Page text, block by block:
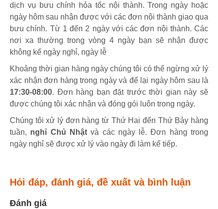
dịch vụ bưu chính hỏa tốc nội thành. Trong ngày hoặc
ngày hôm sau nhận được với các đơn nội thành giao qua
bưu chính. Từ 1 đến 2 ngày với các đơn nội thành. Các
nơi xa thường trong vòng 4 ngày bạn sẽ nhận được
không kể ngày nghỉ, ngày lễ
Khoảng thời gian hàng ngày chúng tôi có thể ngừng xử lý
xác nhận đơn hàng trong ngày và để lại ngày hôm sau là
17:30-08:00. Đơn hàng bạn đặt trước thời gian này sẽ
được chúng tôi xác nhận và đóng gói luôn trong ngày.
Chúng tôi xử lý đơn hàng từ Thứ Hai đến Thứ Bảy hàng
tuần, nghỉ Chủ Nhậtvà các ngày lễ. Đơn hàng trong
ngày nghỉ sẽ được xử lý vào ngày đi làm kế tiếp.
Hỏi đáp, đánh giá, đề xuất và bình luận
Đánh giá